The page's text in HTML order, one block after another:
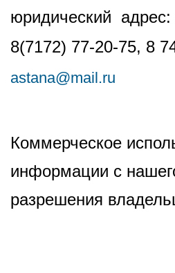
юридический
8(7172) 77-20-75, 8
astana@mail.ru
Коммерческое
информации с
разрешения